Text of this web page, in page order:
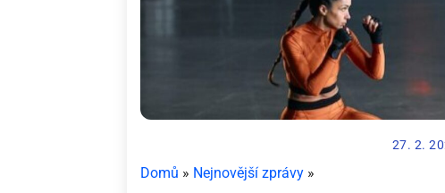
27. 2.
Domů » Nejnovější zprávy »